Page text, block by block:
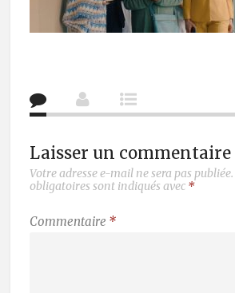
Laisser un commentaire
Votre adresse e-mail ne sera pas publiée.
obligatoires sont indiqués avec *
Commentaire *